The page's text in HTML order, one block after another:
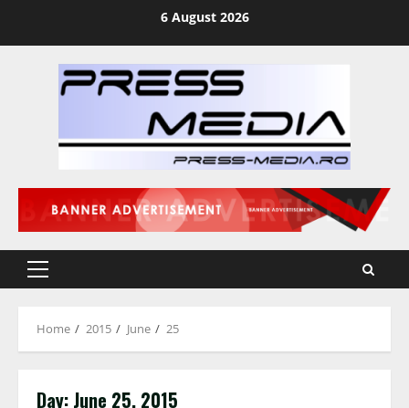
6 August 2026
Primary
Home 2015 June 25
Day: June 25, 2015